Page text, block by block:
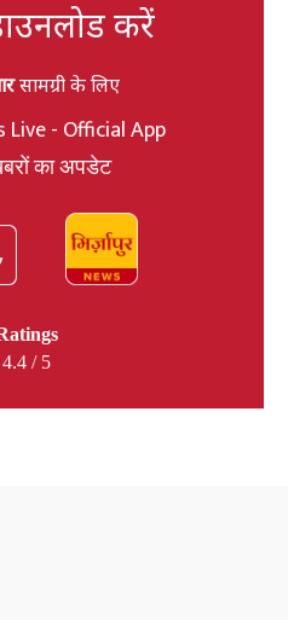
करें
सामग्री के लिए
- Official App
का अपडेट
4.4 / 5